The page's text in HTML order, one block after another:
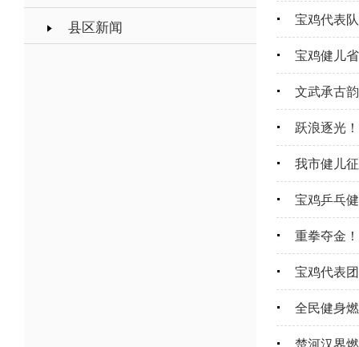
县区新闻
宝鸡代表
宝鸡健儿
文武承古
跃浪逐光
我市健儿
宝鸡乒乓
重拳夺金
宝鸡代表
全民健身
楚河汉界